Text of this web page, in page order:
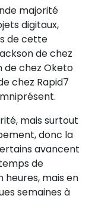
majorité
digitaux,
de cette
de chez
de chez Oketo
chez Rapid7
mais surtout
donc la
avancent
de
mais en
semaines à